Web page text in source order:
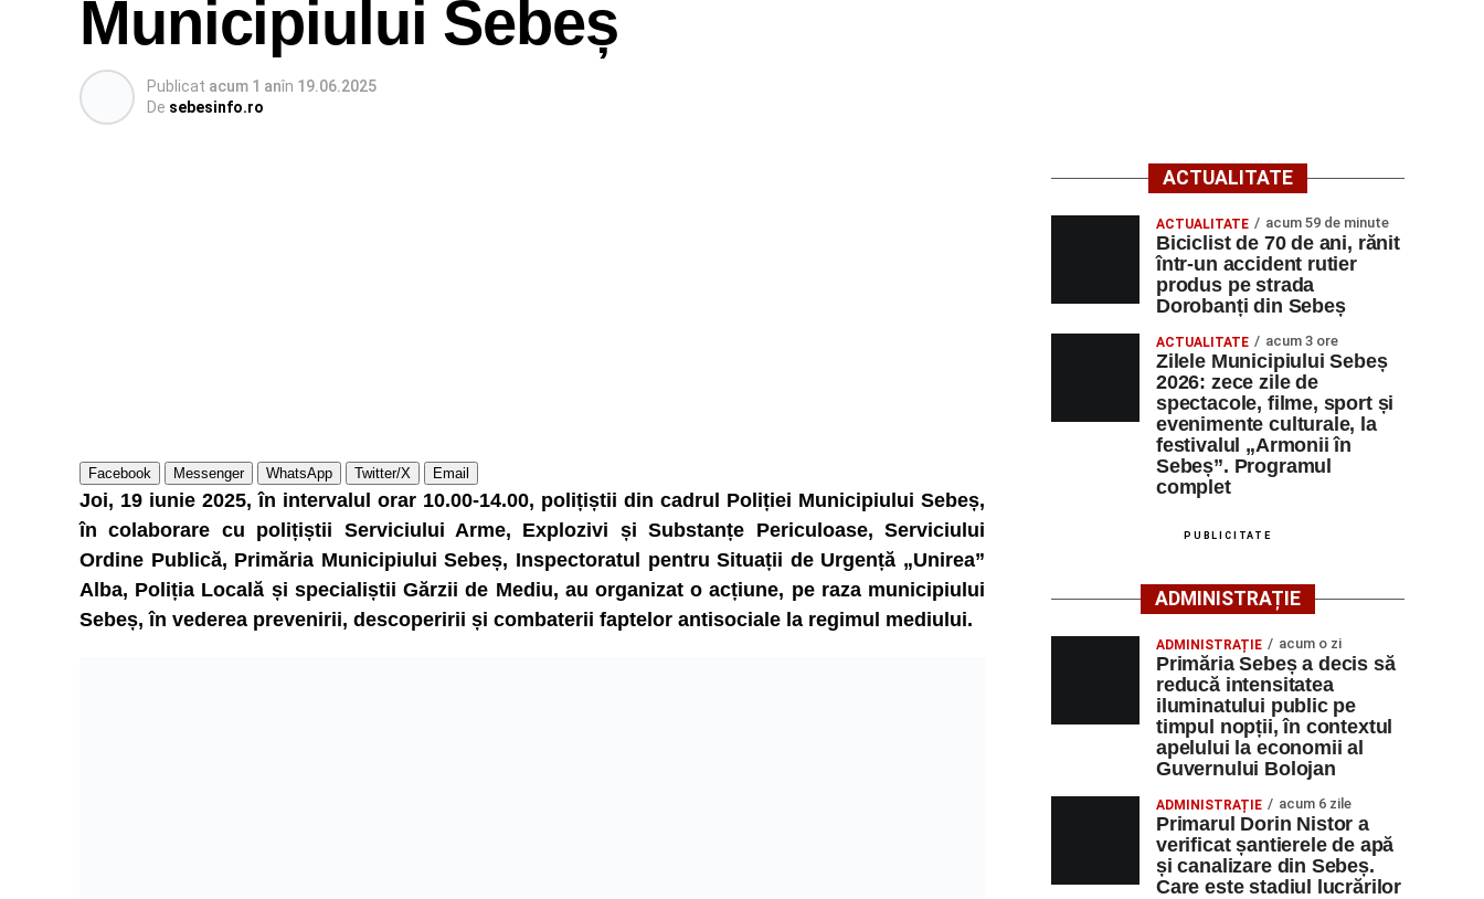
Municipiului Sebeș
Publicat acum 1 anîn 19.06.2025
De sebesinfo.ro
Facebook Messenger WhatsApp Twitter/X Email
Joi, 19 iunie 2025, în intervalul orar 10.00-14.00, polițiștii din cadrul Poliției Municipiului Sebeș,
în colaborare cu polițiștii Serviciului Arme, Explozivi și Substanțe Periculoase, Serviciului
Ordine Publică, Primăria Municipiului Sebeș, Inspectoratul pentru Situații de Urgență „Unirea”
Alba, Poliția Locală și specialiștii Gărzii de Mediu, au organizat o acțiune, pe raza municipiului
Sebeș, în vederea prevenirii, descoperirii și combaterii faptelor antisociale la regimul mediului.
ACTUALITATE
ACTUALITATE acum 59 de minute
Biciclist de 70 de ani, rănit
într-un accident rutier
produs pe strada
Dorobanți din Sebeș
ACTUALITATE acum 3 ore
Zilele Municipiului Sebeș
2026: zece zile de
spectacole, filme, sport și
evenimente culturale, la
festivalul „Armonii în
Sebeș”. Programul
complet
PUBLICITATE
ADMINISTRAȚIE
ADMINISTRAȚIE acum o zi
Primăria Sebeș a decis să
reducă intensitatea
iluminatului public pe
timpul nopții, în contextul
apelului la economii al
Guvernului Bolojan
ADMINISTRAȚIE acum 6 zile
Primarul Dorin Nistor a
verificat șantierele de apă
și canalizare din Sebeș.
Care este stadiul lucrărilor